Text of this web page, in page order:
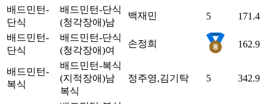
배드민턴-
단식
배드민턴-단식
(청각장애)남
백재민 5 171.4
배드민턴-
단식
배드민턴-단식
(청각장애)여
손정희 162.9
배드민턴-
복식
배드민턴-복식
(지적장애)남
복식
정주영,김기탁 5 342.9